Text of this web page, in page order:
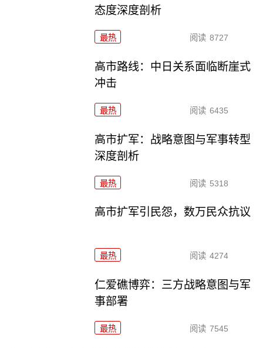
态度深度剖析
最热 阅读 8727
高市路线：中日关系面临断崖式
冲击
最热 阅读 6435
高市扩军：战略意图与军事转型
深度剖析
最热 阅读 5318
高市扩军引民怨，数万民众抗议
最热 阅读 4274
仁爱礁博弈：三方战略意图与军
事部署
最热 阅读 7545